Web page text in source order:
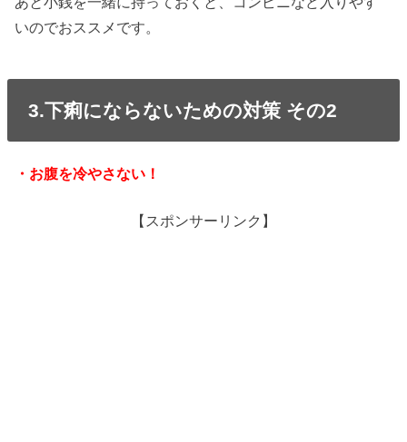
いのでおススメです。
3.下痢にならないための対策 その2
・お腹を冷やさない！
【スポンサーリンク】